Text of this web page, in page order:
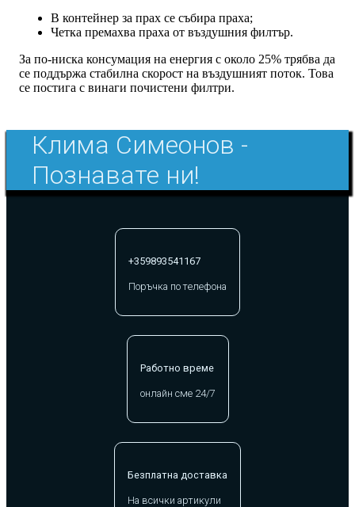
В контейнер за прах се събира праха;
Четка премахва праха от въздушния филтър.
За по-ниска консумация на енергия с около 25% трябва да
се поддържа стабилна скорост на въздушният поток. Това
се постига с винаги почистени филтри.
Клима Симеонов -
Познавате ни!
+359893541167
Поръчка по телефона
Работно време
онлайн сме 24/7
Безплатна доставка
На всички артикули